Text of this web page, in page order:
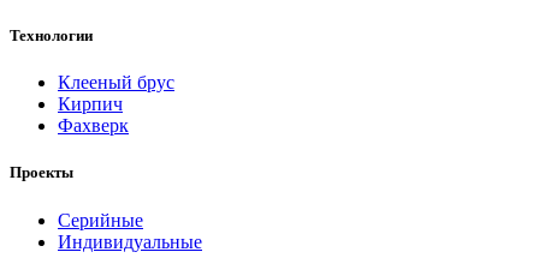
Технологии
Клееный брус
Кирпич
Фахверк
Проекты
Серийные
Индивидуальные